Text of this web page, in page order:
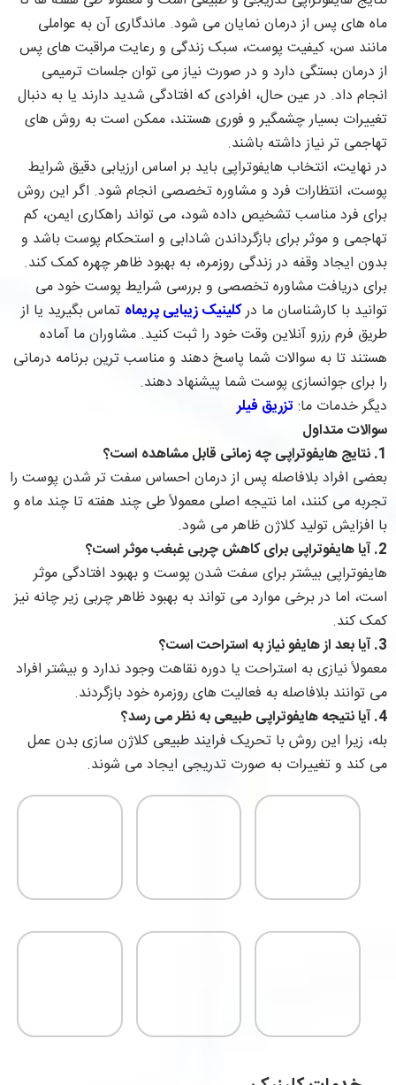
ماه های پس از درمان نمایان می شود. ماندگاری آن به عواملی
مانند سن، کیفیت پوست، سبک زندگی و رعایت مراقبت های پس
از درمان بستگی دارد و در صورت نیاز می توان جلسات ترمیمی
انجام داد. در عین حال، افرادی که افتادگی شدید دارند یا به دنبال
تغییرات بسیار چشمگیر و فوری هستند، ممکن است به روش های
تهاجمی تر نیاز داشته باشند.
در نهایت، انتخاب هایفوتراپی باید بر اساس ارزیابی دقیق شرایط
پوست، انتظارات فرد و مشاوره تخصصی انجام شود. اگر این روش
برای فرد مناسب تشخیص داده شود، می تواند راهکاری ایمن، کم
تهاجمی و موثر برای بازگرداندن شادابی و استحکام پوست باشد و
بدون ایجاد وقفه در زندگی روزمره، به بهبود ظاهر چهره کمک کند.
برای دریافت مشاوره تخصصی و بررسی شرایط پوست خود می
توانید با کارشناسان ما درکلینیک زیبایی پریماه تماس بگیرید یا از
طریق فرم رزرو آنلاین وقت خود را ثبت کنید. مشاوران ما آماده
هستند تا به سوالات شما پاسخ دهند و مناسب ترین برنامه درمانی
را برای جوانسازی پوست شما پیشنهاد دهند.
دیگر خدمات ما: تزریق فیلر
سوالات متداول
1. نتایج هایفوتراپی چه زمانی قابل مشاهده است؟
بعضی افراد بلافاصله پس از درمان احساس سفت تر شدن پوست را
تجربه می کنند، اما نتیجه اصلی معمولاً طی چند هفته تا چند ماه و
با افزایش تولید کلاژن ظاهر می شود.
2. آیا هایفوتراپی برای کاهش چربی غبغب موثر است؟
هایفوتراپی بیشتر برای سفت شدن پوست و بهبود افتادگی موثر
است، اما در برخی موارد می تواند به بهبود ظاهر چربی زیر چانه نیز
کمک کند.
3. آیا بعد از هایفو نیاز به استراحت است؟
معمولاً نیازی به استراحت یا دوره نقاهت وجود ندارد و بیشتر افراد
می توانند بلافاصله به فعالیت های روزمره خود بازگردند.
4. آیا نتیجه هایفوتراپی طبیعی به نظر می رسد؟
بله، زیرا این روش با تحریک فرایند طبیعی کلاژن سازی بدن عمل
می کند و تغییرات به صورت تدریجی ایجاد می شوند.